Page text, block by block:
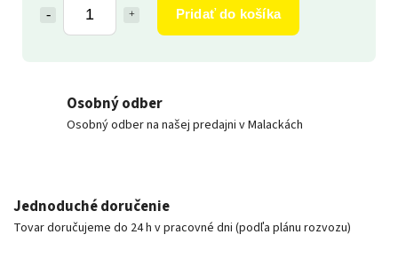
Pridať do košíka
Osobný odber
Osobný odber na našej predajni v Malackách
Jednoduché doručenie
Tovar doručujeme do 24 h v pracovné dni (podľa plánu rozvozu)